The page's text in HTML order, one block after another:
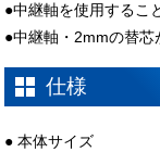
●中継軸を使用するこ
●中継軸・2mmの替芯
仕様
● 本体サイズ